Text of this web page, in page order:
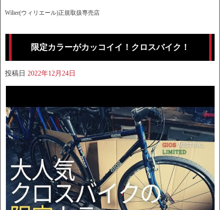
Wilier(ウィリエール)正規取扱専売店
限定カラーがカッコイイ！クロスバイク！
投稿日 2022年12月24日